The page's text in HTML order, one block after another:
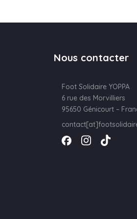
Nous contacter
Foot Solidaire YOPPA
6 rue des Morvilliers
95650 Génicourt –